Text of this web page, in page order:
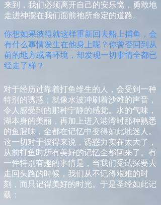
来到，我们必须离开自己的安乐窝，勇敢地
走进神摆在我们面前祂所命定的道路。
你想如果彼得就这样重新回去船上捕鱼，会
有什么事情发生在他身上呢？你曾否回到从
前的地方或者环境，却发现一切事情全都已
经走了样？
对于经历过靠着打鱼维生的人，会受到一种
特别的诱惑；就像水波冲刷着沙滩的声音，
令人感受到的那种宁静的感觉。水的气味，
湖本身的美丽，再加上进入港湾时那种熟悉
的鱼腥味，全都在记忆中变得如此地迷人。
这一切对于彼得来说，诱惑力实在太大了，
从前打鱼时所有美好的记忆全都回来了。有
一件特别有趣的事情是，当我们受试探要去
走回头路的时候，我们从不记得艰难的时
刻，而只记得美好的时光。于是圣经如此记
载：